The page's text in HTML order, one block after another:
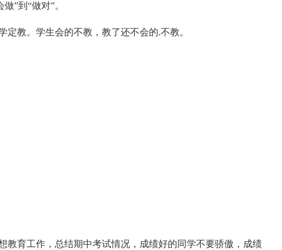
”到“做对”。
教。学生会的不教，教了还不会的.不教。
育工作，总结期中考试情况，成绩好的同学不要骄傲，成绩